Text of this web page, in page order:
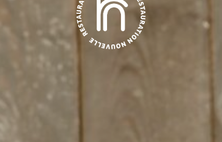
Restaurants
Hotels
Receptie
Catering Service